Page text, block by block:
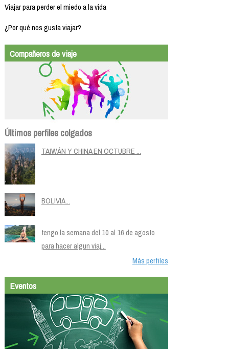
Viajar para perder el miedo a la vida
¿Por qué nos gusta viajar?
Compañeros de viaje
Últimos perfiles colgados
TAIWÁN Y CHINA EN OCTUBRE ...
BOLIVIA...
tengo la semana del 10 al 16 de agosto
para hacer algun viaj...
Más perfiles
Eventos